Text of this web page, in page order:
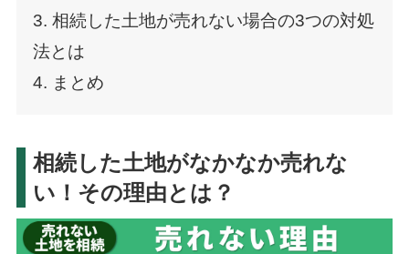
3. 相続した土地が売れない場合の3つの対処
法とは
4. まとめ
相続した土地がなかなか売れな
い！その理由とは？